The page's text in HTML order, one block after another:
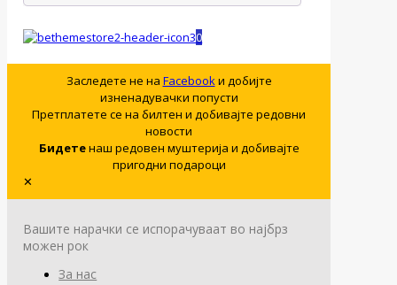
0
Заследете не на Facebookи добијте
изненадувачки попусти
Претплатете се на билтен и добивајте редовни
новости
Бидетенаш редовен муштерија и добивајте
пригодни подароци
✕
Вашите нарачки се испорачуваат во најбрз
можен рок
За нас